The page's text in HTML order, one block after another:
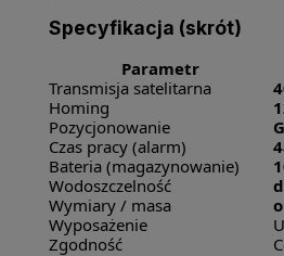
Specyfikacja (skrót)
Parametr
Transmisja satelitarna
Homing
Pozycjonowanie
Czas pracy (alarm)
Bateria (magazynowanie)
Wodoszczelność
Wymiary / masa
Wyposażenie
Zgodność